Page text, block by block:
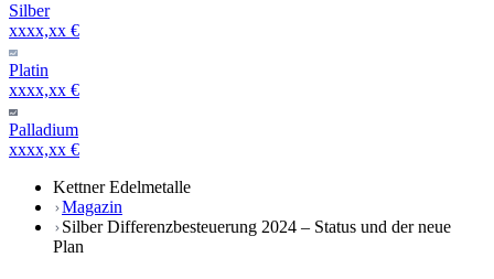
Silber
xxxx,xx €
Platin
xxxx,xx €
Palladium
xxxx,xx €
Kettner Edelmetalle
Magazin
Silber Differenzbesteuerung 2024 – Status und der neue
Plan